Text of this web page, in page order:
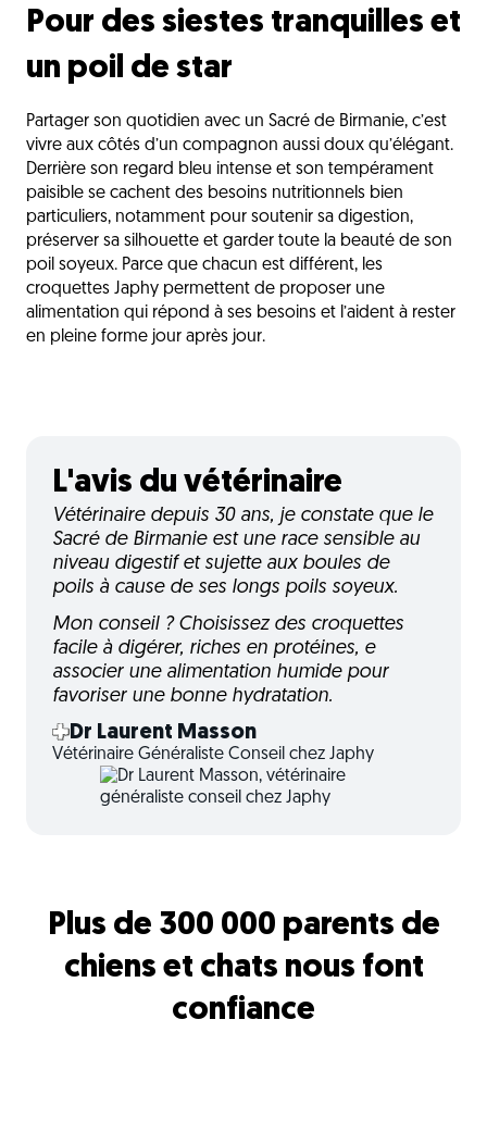
Pour des siestes tranquilles et
un poil de star
Partager son quotidien avec un Sacré de Birmanie, c’est
vivre aux côtés d’un compagnon aussi doux qu’élégant.
Derrière son regard bleu intense et son tempérament
paisible se cachent des besoins nutritionnels bien
particuliers, notamment pour soutenir sa digestion,
préserver sa silhouette et garder toute la beauté de son
poil soyeux. Parce que chacun est différent, les
croquettes Japhy permettent de proposer une
alimentation qui répond à ses besoins et l’aident à rester
en pleine forme jour après jour.
L'avis du vétérinaire
Vétérinaire depuis 30 ans, je constate que le
Sacré de Birmanie est une race sensible au
niveau digestif et sujette aux boules de
poils à cause de ses longs poils soyeux.
Mon conseil ? Choisissez des croquettes
facile à digérer, riches en protéines, e
associer une alimentation humide pour
favoriser une bonne hydratation.
Dr Laurent Masson
Vétérinaire Généraliste Conseil chez Japhy
Plus de 300 000 parents de
chiens et chats nous font
confiance